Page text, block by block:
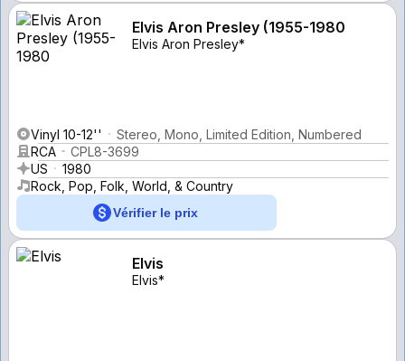
Elvis Aron Presley (1955-1980
Elvis Aron Presley*
Vinyl 10-12''
Stereo, Mono, Limited Edition, Numbered
RCA
CPL8-3699
US
1980
Rock, Pop, Folk, World, & Country
Vérifier le prix
Elvis
Elvis*